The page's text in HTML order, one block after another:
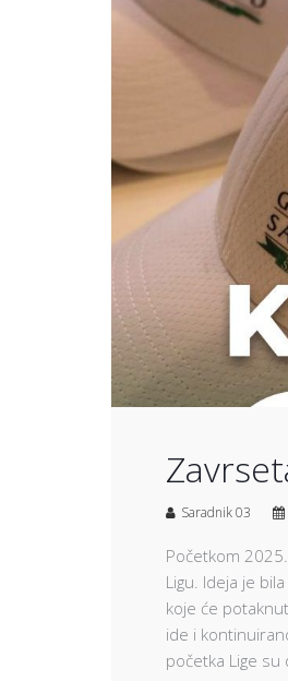
Saradnik 03
Početkom
Ligu. Ideja je
koje će
ide i
početka Lige